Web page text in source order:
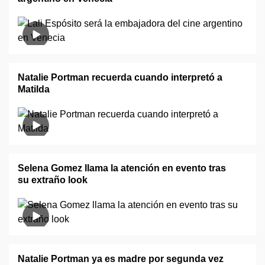
Natalie Portman recuerda cuando interpretó a
Matilda
Selena Gomez llama la atención en evento tras
su extraño look
Natalie Portman ya es madre por segunda vez